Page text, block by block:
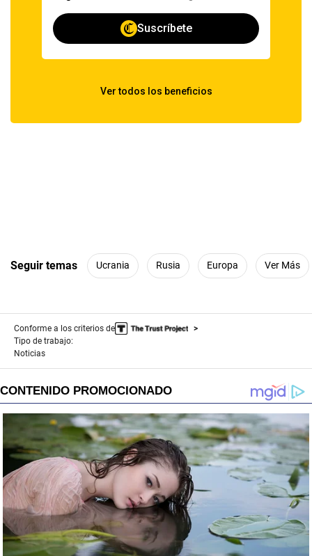
Seguir temas Ucrania Rusia Europa Ver Más
Conforme a los criterios de
Tipo de trabajo:
Noticias